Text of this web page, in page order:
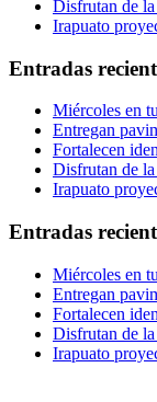
Disfrutan de
Irapuato
Entradas
Miércoles en
Entregan
Fortalecen
Disfrutan de
Irapuato
Entradas
Miércoles en
Entregan
Fortalecen
Disfrutan de
Irapuato